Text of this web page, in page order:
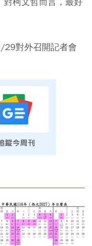
29對外召開記者會